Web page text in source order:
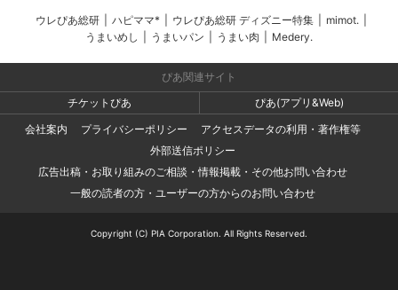
ウレぴあ総研 ハピママ* ウレぴあ総研 ディズニー特集 mimot.
うまいめし
うまいパン うまい肉 Medery.
ぴあ関連サイト
チケットぴあ
ぴあ(アプリ&Web)
会社案内
プライバシーポリシー
アクセスデータの利用・著作権等
外部送信ポリシー
広告出稿・お取り組みのご相談・情報掲載・その他お問い合わせ
一般の読者の方・ユーザーの方からのお問い合わせ
Copyright (C) PIA Corporation. All Rights Reserved.